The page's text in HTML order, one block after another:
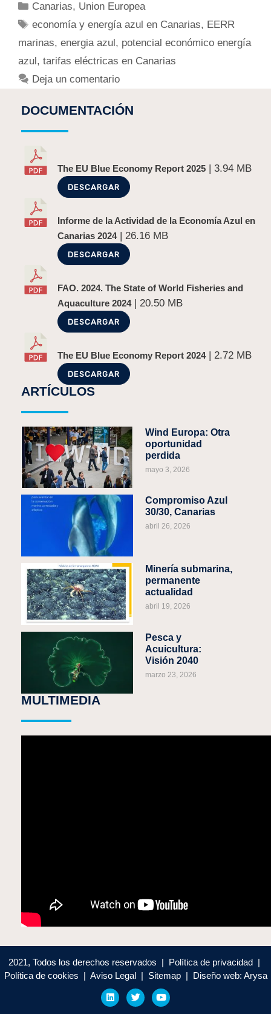
Canarias, Union Europea
economía y energía azul en Canarias, EERR
marinas, energia azul , potencial económico energía
azul , tarifas eléctricas en Canarias
Deja un comentario
DOCUMENTACIÓN
The EU Blue Economy Report 2025 | 3.94 MB
DESCARGAR
Informe de la Actividad de la Economía Azul en
Canarias 2024| 26.16 MB
DESCARGAR
FAO. 2024. The State of World Fisheries and
Aquaculture 2024| 20.50 MB
DESCARGAR
The EU Blue Economy Report 2024| 2.72 MB
DESCARGAR
ARTÍCULOS
Wind Europa: Otra
oportunidad
perdida
mayo 3, 2026
Compromiso Azul
30/30, Canarias
abril 26, 2026
Minería submarina,
permanente
actualidad
abril 19, 2026
Pesca y
Acuicultura:
Visión 2040
marzo 23, 2026
MULTIMEDIA
2021, Todos los derechos reservados | Política de privacidad |
Política de cookies | Aviso Legal | Sitemap | Diseño web: Arysa